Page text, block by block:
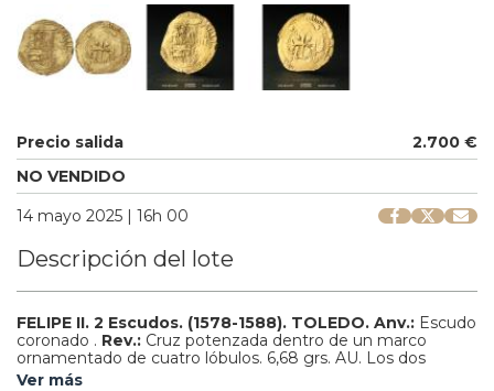
Precio salida
2.700 €
NO VENDIDO
14 mayo 2025 | 16h 00
Descripción del lote
FELIPE II. 2 Escudos. (1578-1588). TOLEDO. Anv.: Escudo
coronado . Rev.: Cruz potenzada dentro de un marco
ornamentado de cuatro lóbulos. 6,68 grs. AU. Los dos
puntos sobre el II y el círculo con la M del ensayador
Ver más